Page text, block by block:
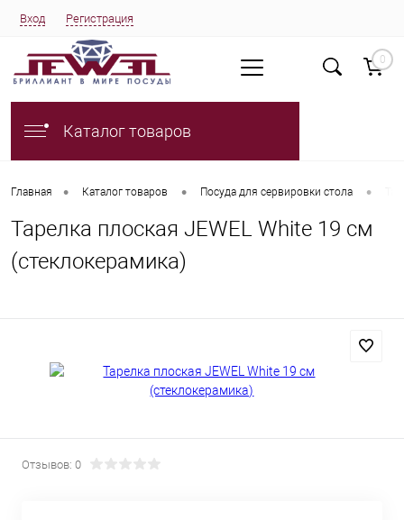
Вход Регистрация
0
Каталог товаров
Главная • Каталог товаров • Посуда для сервировки стола •
Тарелка плоская JEWEL White 19 см
(стеклокерамика)
Отзывов: 0